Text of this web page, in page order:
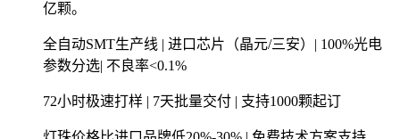
亿颗。
全自动SMT生产线 | 进口芯片（晶元/三安）| 100%光电
参数分选| 不良率<0.1%
72小时极速打样 | 7天批量交付 | 支持1000颗起订